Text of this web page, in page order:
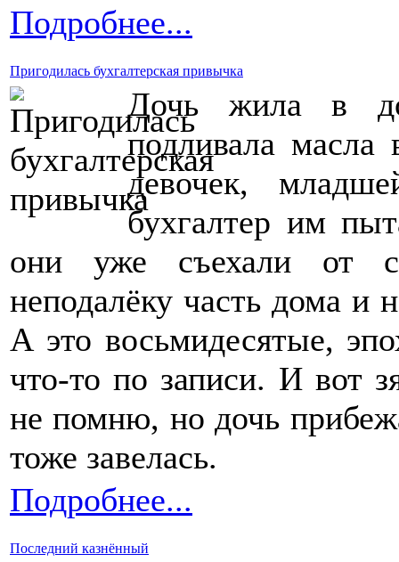
Подробнее...
Пригодилась бухгалтерская привычка
Дочь жила в
подливала
девочек,
бухгалтер им
они уже съехали от
неподалёку часть дома и
А это восьмидесятые,
что-то по записи. И вот
не помню, но дочь
тоже завелась.
Подробнее...
Последний казнённый